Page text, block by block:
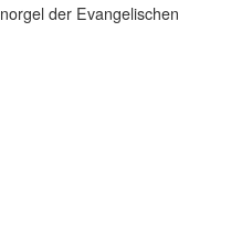
der Evangelischen